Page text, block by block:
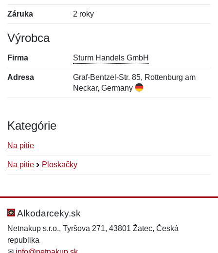
Záruka 2 roky
Výrobca
Firma Sturm Handels GmbH
Adresa
Graf-Bentzel-Str. 85, Rottenburg am
Neckar, Germany
Kategórie
Na pitie
Na pitie Ploskačky
Hodnotenie:
Meno:*
Meno:
E-mail:*
Alkodarceky.sk
Netnakup s.r.o., Tyršova 271, 43801 Žatec, Česká
republika